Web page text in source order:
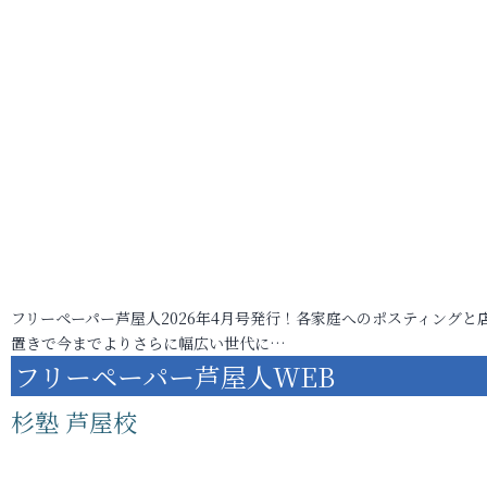
フリーペーパー芦屋人2026年4月号発行！各家庭へのポスティングと
置きで今までよりさらに幅広い世代に…
フリーペーパー芦屋人WEB
杉塾 芦屋校